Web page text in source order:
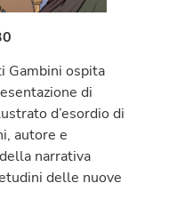
Gambini ospita
di
d’esordio di
autore e
narrativa
delle nuove